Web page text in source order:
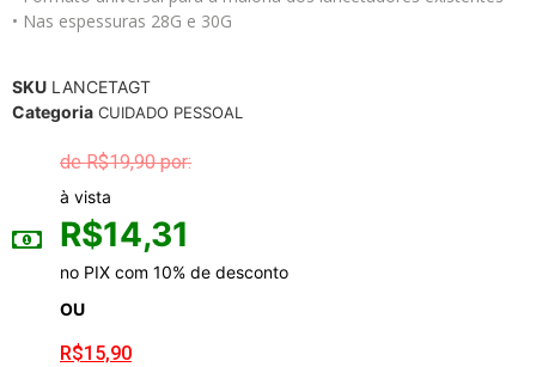
• Nas espessuras 28G e 30G
SKU LANCETAGT
Categoria CUIDADO PESSOAL
R$19,90
R$15,90
à vista
R$14,31
no PIX com 10% de desconto
OU